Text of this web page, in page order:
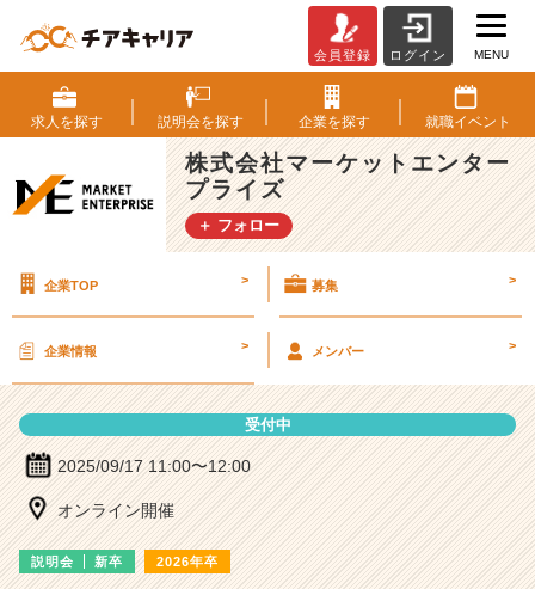
式
会
社
マ
ー
ケ
ッ
ン
プ
ラ
イ
ズ
会
会員登録 ログイン MENU
求人を探す 説明会を探す 企業を探す 就職イベント
株式会社マーケットエンター
プライズ
＋ フォロー
企業TOP > 募集 >
企業情報 > メンバー >
受付中
2025/09/17 11:00〜12:00
オンライン開催
説明会 新卒 2026年卒